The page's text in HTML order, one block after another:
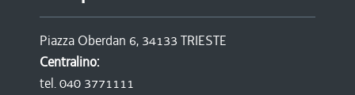
Piazza Oberdan 6, 34133 TRIESTE
Centralino:
tel. 040 3771111